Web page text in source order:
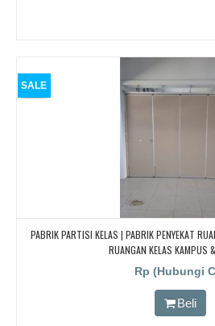
SALE
PABRIK PARTISI KELAS | PABRIK PENYEKAT
RUANGAN KELAS KAMPUS
Rp (Hubungi
Beli